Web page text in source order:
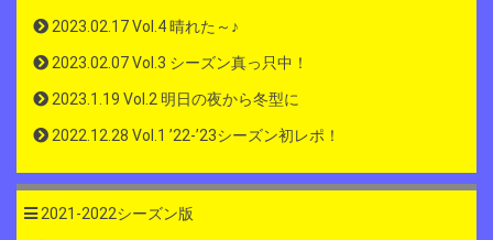
2023.02.17 Vol.4 晴れた～♪
2023.02.07 Vol.3 シーズン真っ只中！
2023.1.19 Vol.2 明日の夜から冬型に
2022.12.28 Vol.1 ’22-’23シーズン初レポ！
2021-2022シーズン版